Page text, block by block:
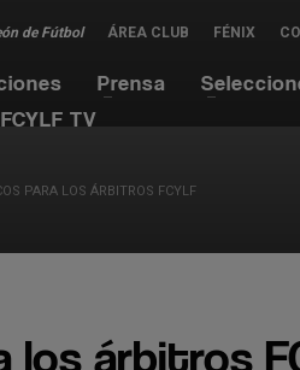
de Fútbol ÁREA CLUB FÉNIX
Prensa
FCYLF TV
PARA LOS ÁRBITROS FCYLF
árbitros